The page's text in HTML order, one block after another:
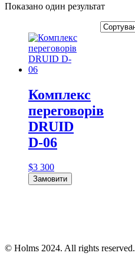
Показано один результат
Комплекс
переговорів
DRUID
D-06
$3 300
Замовити
© Holms 2024. All rights reserved.